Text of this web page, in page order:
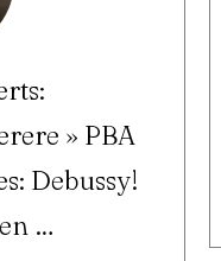
» PBA
Debussy!
…